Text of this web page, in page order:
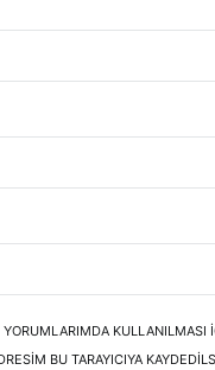
YORUMLARIMDA KULLANILMASI
BU TARAYICIYA